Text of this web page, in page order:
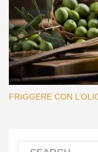
FRIGGERE CON